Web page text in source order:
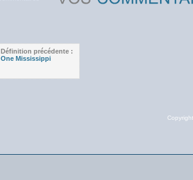
Définition précédente :
One Mississippi